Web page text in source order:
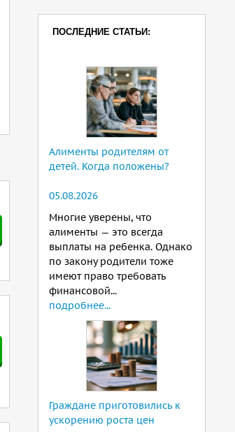
ПОСЛЕДНИЕ СТАТЬИ:
Алименты родителям от
детей. Когда положены?
05.08.2026
Многие уверены, что
алименты — это всегда
выплаты на ребенка. Однако
по закону родители тоже
имеют право требовать
финансовой...
подробнее...
Граждане приготовились к
ускорению роста цен